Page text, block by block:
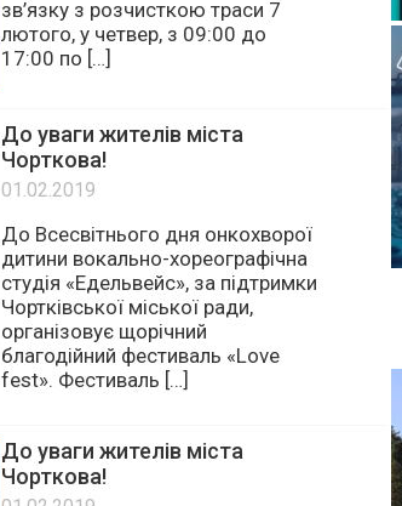
За інформацією Чортківського
РЕМ ПАТ «Тернопільобленерго», у
17:00 по […]
До уваги жителів міста
Чорткова!
01.02.2019
До Всесвітнього дня онкохворої
дитини вокально-хореографічна
студія «Едельвейс», за підтримки
Чортківської міської ради,
fest». Фестиваль […]